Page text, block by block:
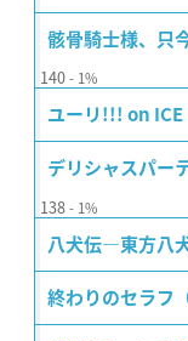
骸骨騎士様、只
140 1%
ユーリ!!! on ICE
デリシャスパー
138 1%
八犬伝―東方八
終わりのセラフ